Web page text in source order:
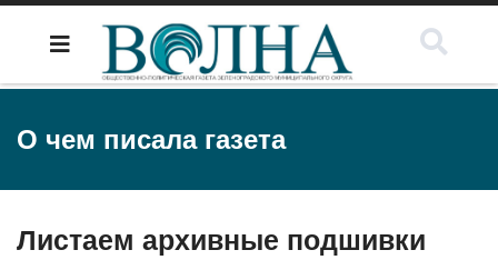
О чем писала газета
Листаем архивные подшивки